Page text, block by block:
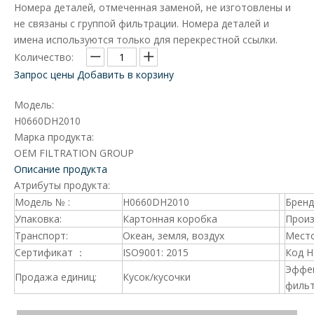
Номера деталей, отмеченная заменой, не изготовлены и
не связаны с группой фильтрации. Номера деталей и
имена используются только для перекрестной ссылки.
Количество:
Запрос цены Добавить в корзину
Модель:
H0660DH2010
Марка продукта:
OEM FILTRATION GROUP
Описание продукта
Атрибуты продукта:
Модель № :
H0660DH2010
Упаковка:
Картонная коробка
Транспорт:
Океан, земля, воздух
Сертификат ：
ISO9001: 2015
Код
Продажа единиц:
Кусок/кусочки